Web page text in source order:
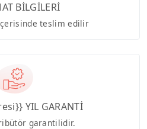
BİLGİLERİ
teslim edilir
YIL GARANTİ
garantilidir.